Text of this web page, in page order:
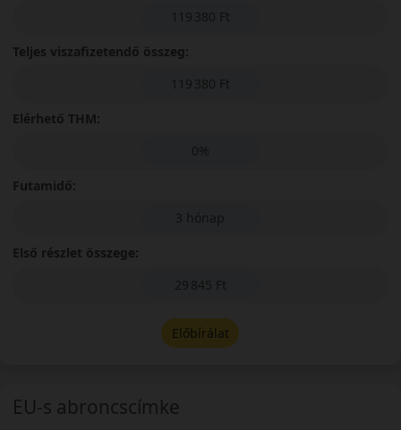
119 380 Ft
Teljes viszafizetendő összeg:
119 380 Ft
Elérhető THM:
0%
Futamidő:
3 hónap
Első részlet összege:
29 845 Ft
Előbírálat
EU-s abroncscímke